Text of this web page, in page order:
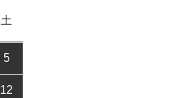
土
5
12